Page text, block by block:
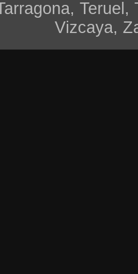
Vizcaya,